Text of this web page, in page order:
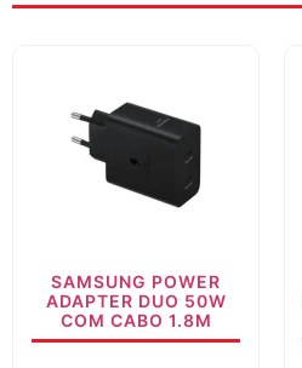
SAMSUNG POWER
ADAPTER DUO 50W
COM CABO 1.8M